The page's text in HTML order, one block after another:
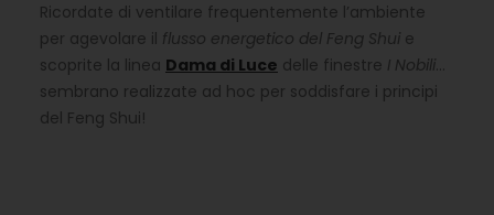
Ricordate di ventilare frequentemente l’ambiente
per agevolare il flusso energetico del Feng Shui e
scoprite la linea Dama di Luce delle finestre I Nobili…
sembrano realizzate ad hoc per soddisfare i principi
del Feng Shui!